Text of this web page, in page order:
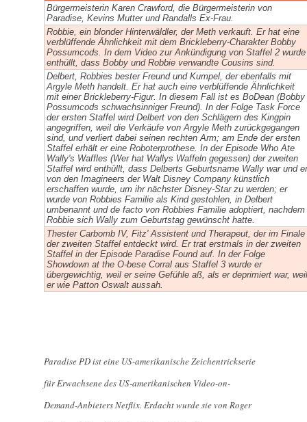
Bürgermeisterin Karen Crawford, die Bürgermeisterin von
Paradise, Kevins Mutter und Randalls Ex-Frau.
Robbie, ein blonder Hinterwäldler, der Meth verkauft. Er hat eine
verblüffende Ähnlichkeit mit dem Brickleberry-Charakter Bobby
Possumcods. In dem Video zur Ankündigung von Staffel 2 wurde
enthüllt, dass Bobby und Robbie verwandte Cousins sind.
Delbert, Robbies bester Freund und Kumpel, der ebenfalls mit
Argyle Meth handelt. Er hat auch eine verblüffende Ähnlichkeit
mit einer Brickleberry-Figur. In diesem Fall ist es BoDean (Bobby
Possumcods schwachsinniger Freund). In der Folge Task Force
der ersten Staffel wird Delbert von den Schlägern des Kingpin
angegriffen, weil die Verkäufe von Argyle Meth zurückgegangen
sind, und verliert dabei seinen rechten Arm; am Ende der ersten
Staffel erhält er eine Roboterprothese. In der Episode Who Ate
Wally's Waffles (Wer hat Wallys Waffeln gegessen) der zweiten
Staffel wird enthüllt, dass Delberts Geburtsname Wally war und er
von den Imagineers der Walt Disney Company künstlich
erschaffen wurde, um ihr nächster Disney-Star zu werden; er
wurde von Robbies Familie als Kind gestohlen, in Delbert
umbenannt und de facto von Robbies Familie adoptiert, nachdem
Robbie sich Wally zum Geburtstag gewünscht hatte.
Thester Carbomb IV, Fitz' Assistent und Therapeut, der im Finale
der zweiten Staffel entdeckt wird. Er trat erstmals in der zweiten
Staffel in der Episode Paradise Found auf. In der Folge
Showdown at the O-bese Corral aus Staffel 3 wurde er
übergewichtig, weil er seine Gefühle aß, als er deprimiert war, weil
er wie Patton Oswalt aussah.
Paradise PD ist eine US-amerikanischeZeichentrickserie
für Erwachsenedes US-amerikanischen Video-on-
Demand-Anbieters Netflix. Erdacht wurde sie von Roger